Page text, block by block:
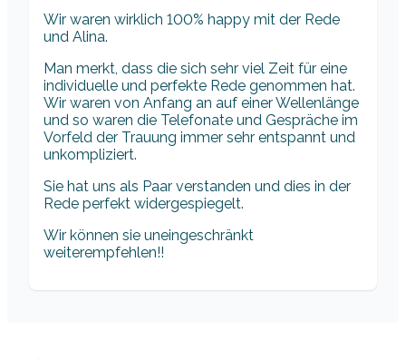
Wir waren wirklich 100% happy mit der Rede
und Alina.
Man merkt, dass die sich sehr viel Zeit für eine
individuelle und perfekte Rede genommen hat.
Wir waren von Anfang an auf einer Wellenlänge
und so waren die Telefonate und Gespräche im
Vorfeld der Trauung immer sehr entspannt und
unkompliziert.
Sie hat uns als Paar verstanden und dies in der
Rede perfekt widergespiegelt.
Wir können sie uneingeschränkt
weiterempfehlen!!